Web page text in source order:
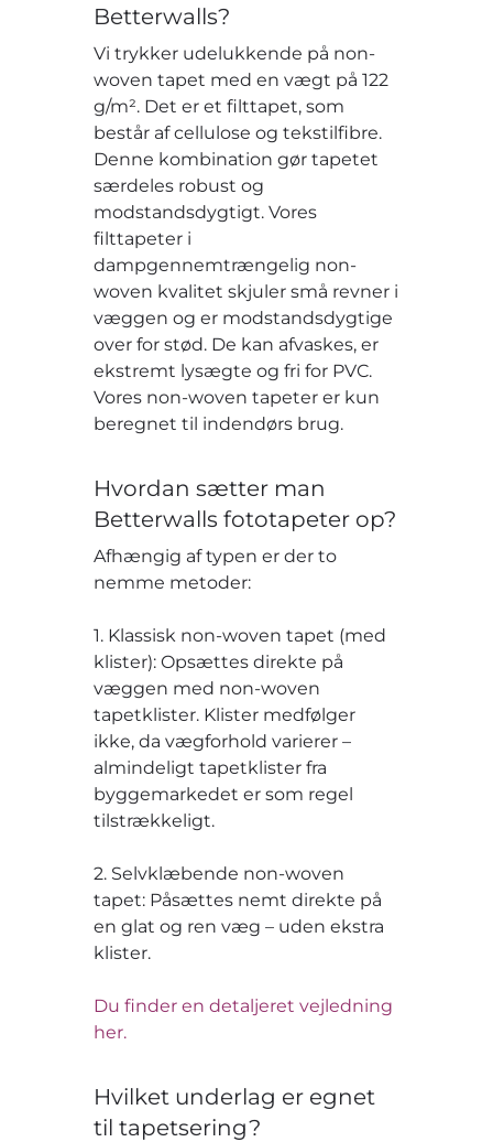
Betterwalls?
Vi trykker udelukkende på non-
woven tapet med en vægt på 122
g/m². Det er et filttapet, som
består af cellulose og tekstilfibre.
Denne kombination gør tapetet
særdeles robust og
modstandsdygtigt. Vores
filttapeter i
dampgennemtrængelig non-
woven kvalitet skjuler små revner i
væggen og er modstandsdygtige
over for stød. De kan afvaskes, er
ekstremt lysægte og fri for PVC.
Vores non-woven tapeter er kun
beregnet til indendørs brug.
Hvordan sætter man
Betterwalls fototapeter op?
Afhængig af typen er der to
nemme metoder:
1. Klassisk non-woven tapet (med
klister): Opsættes direkte på
væggen med non-woven
tapetklister. Klister medfølger
ikke, da vægforhold varierer –
almindeligt tapetklister fra
byggemarkedet er som regel
tilstrækkeligt.
2. Selvklæbende non-woven
tapet: Påsættes nemt direkte på
en glat og ren væg – uden ekstra
klister.
Du finder en detaljeret vejledning
her.
Hvilket underlag er egnet
til tapetsering?